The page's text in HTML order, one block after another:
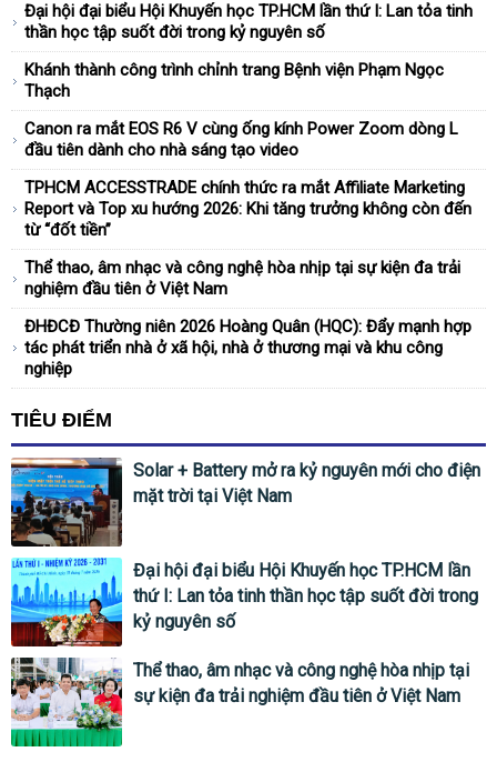
Đại hội đại biểu Hội Khuyến học TP.HCM lần thứ I: Lan tỏa tinh
thần học tập suốt đời trong kỷ nguyên số
Khánh thành công trình chỉnh trang Bệnh viện Phạm Ngọc
Thạch
Canon ra mắt EOS R6 V cùng ống kính Power Zoom dòng L
đầu tiên dành cho nhà sáng tạo video
TPHCM ACCESSTRADE chính thức ra mắt Affiliate Marketing
Report và Top xu hướng 2026: Khi tăng trưởng không còn đến
từ “đốt tiền”
Thể thao, âm nhạc và công nghệ hòa nhịp tại sự kiện đa trải
nghiệm đầu tiên ở Việt Nam
ĐHĐCĐ Thường niên 2026 Hoàng Quân (HQC): Đẩy mạnh hợp
tác phát triển nhà ở xã hội, nhà ở thương mại và khu công
nghiệp
TIÊU ĐIỂM
Solar + Battery mở ra kỷ nguyên mới cho điện
mặt trời tại Việt Nam
Đại hội đại biểu Hội Khuyến học TP.HCM lần
thứ I: Lan tỏa tinh thần học tập suốt đời trong
kỷ nguyên số
Thể thao, âm nhạc và công nghệ hòa nhịp tại
sự kiện đa trải nghiệm đầu tiên ở Việt Nam